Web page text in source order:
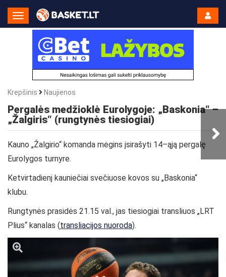
Toggle
Navigation
Krepšinis Naujienos
Pergalės medžioklė Eurolygoje: „Baskonia“ –
„Žalgiris“ (rungtynės tiesiogiai)
Kauno „Žalgirio“ komanda mėgins įsirašyti 14–ąją pergalę
Eurolygos turnyre.
Ketvirtadienį kauniečiai svečiuose kovos su „Baskonia“
klubu.
Rungtynės prasidės 21.15 val., jas tiesiogiai transliuos „LRT
Plius“ kanalas (transliacijos nuoroda).